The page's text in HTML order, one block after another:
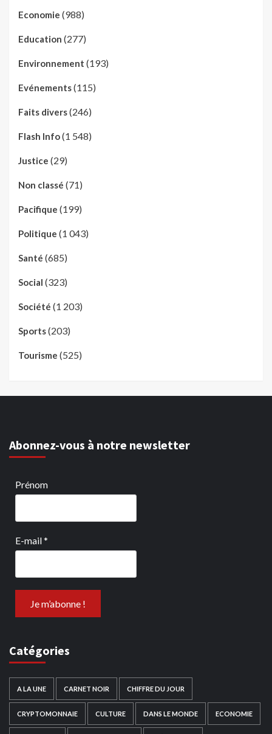
Economie (988)
Education (277)
Environnement (193)
Evénements(115)
Faits divers(246)
Flash Info(1 548)
Justice (29)
Non classé (71)
Pacifique (199)
Politique (1 043)
Santé (685)
Social (323)
Société (1 203)
Sports(203)
Tourisme (525)
Abonnez-vous à notre newsletter
Prénom
E-mail*
Catégories
A LA UNE CARNET NOIR CHIFFRE DU JOUR
CRYPTOMONNAIE CULTURE DANS LE MONDE ECONOMIE